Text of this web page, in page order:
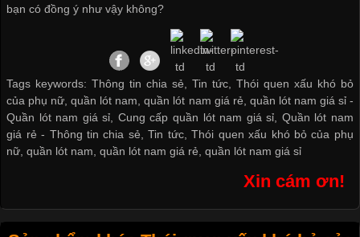
bạn có đồng ý như vậy không?
Tags keywords: Thông tin chia sẻ, Tin tức, Thói quen xấu khó bỏ
của phụ nữ, quần lót nam, quần lót nam giá rẻ, quần lót nam giá sỉ -
Quần lót nam giá sỉ, Cung cấp quần lót nam giá sỉ, Quần lót nam
giá rẻ - Thông tin chia sẻ,Tin tức,Thói quen xấu khó bỏ của phụ
nữ,quần lót nam,quần lót nam giá rẻ,quần lót nam giá sỉ
Xin cám ơn!